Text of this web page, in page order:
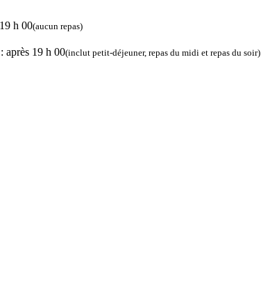
h 00(aucun repas)
après 19 h 00(inclut petit-déjeuner, repas du midi et repas du soir)